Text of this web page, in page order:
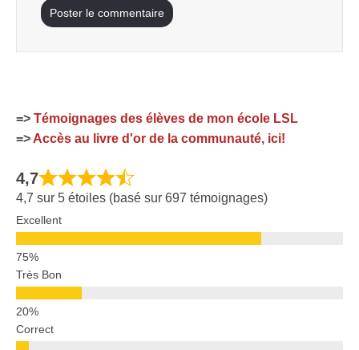
=> Témoignages des élèves de mon école LSL
=> Accès au livre d'or de la communauté, ici!
4,7
4,7 sur 5 étoiles (basé sur 697 témoignages)
Excellent
Très Bon
Correct